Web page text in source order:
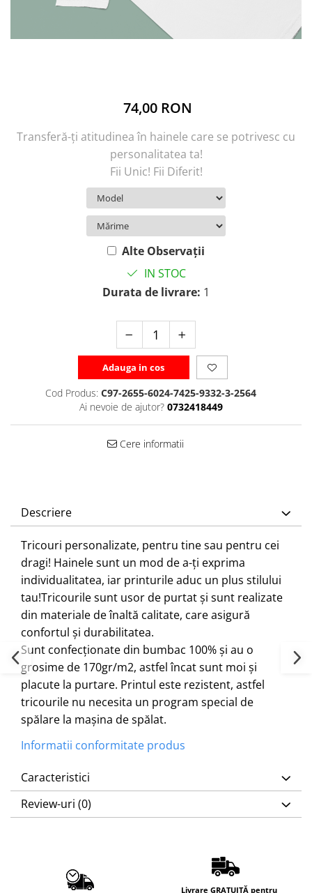
74,00 RON
Transferă-ți atitudinea în hainele care se potrivesc cu
personalitatea ta!
Fii Unic! Fii Diferit!
Alte Observații
IN STOC
Durata de livrare: 1
Adauga in cos
Cod Produs: C97-2655-6024-7425-9332-3-2564
Ai nevoie de ajutor? 0732418449
Cere informatii
Descriere
Tricouri personalizate, pentru tine sau pentru cei
dragi! Hainele sunt un mod de a-ți exprima
individualitatea, iar printurile aduc un plus stilului
tau!Tricourile sunt usor de purtat și sunt realizate
din materiale de înaltă calitate, care asigură
confortul și durabilitatea.
Sunt confecționate din bumbac 100% și au o
grosime de 170gr/m2, astfel încat sunt moi și
placute la purtare. Printul este rezistent, astfel
tricourile nu necesita un program special de
spălare la mașina de spălat.
Informatii conformitate produs
Caracteristici
Review-uri (0)
Livrare GRATUITĂ pentru